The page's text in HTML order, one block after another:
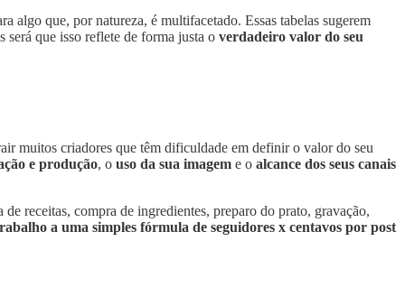
algo que, por natureza, é multifacetado. Essas tabelas sugerem
que isso reflete de forma justa o verdadeiro valor do seu
muitos criadores que têm dificuldade em definir o valor do seu
e produção, o uso da sua imagem e o alcance dos seus canais
receitas, compra de ingredientes, preparo do prato, gravação,
a uma simples fórmula de seguidores x centavos por post